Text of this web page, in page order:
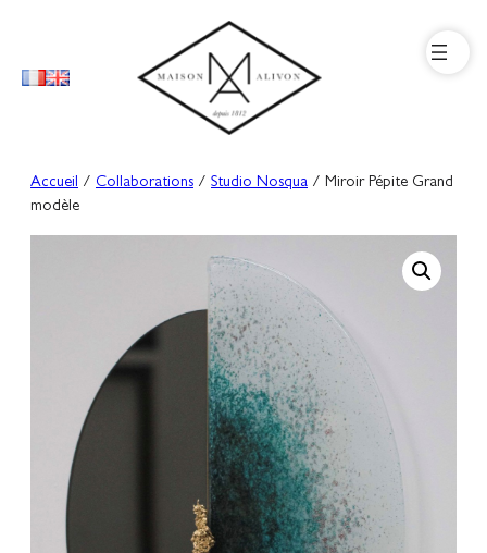
contenu
Accueil / Collaborations / Studio Nosqua / Miroir Pépite Grand
modèle